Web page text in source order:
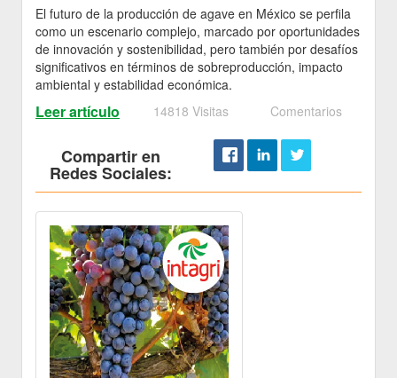
El futuro de la producción de agave en México se perfila
como un escenario complejo, marcado por oportunidades
de innovación y sostenibilidad, pero también por desafíos
significativos en términos de sobreproducción, impacto
ambiental y estabilidad económica.
Leer artículo 14818 Visitas Comentarios
Compartir en
Redes Sociales: